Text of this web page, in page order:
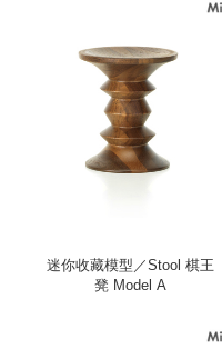
迷你收藏模型／Stool 棋王
凳 Model A